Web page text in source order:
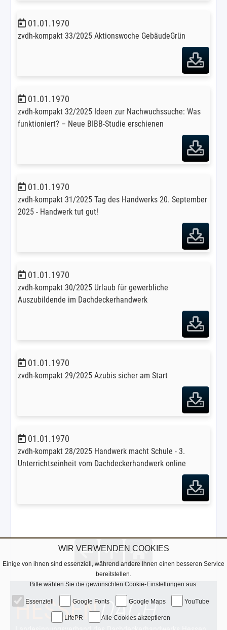
01.01.1970
zvdh-kompakt 33/2025 Aktionswoche GebäudeGrün
01.01.1970
zvdh-kompakt 32/2025 Ideen zur Nachwuchssuche: Was
funktioniert? – Neue BIBB-Studie erschienen
01.01.1970
zvdh-kompakt 31/2025 Tag des Handwerks 20. September
2025 - Handwerk tut gut!
01.01.1970
zvdh-kompakt 30/2025 Urlaub für gewerbliche
Auszubildende im Dachdeckerhandwerk
01.01.1970
zvdh-kompakt 29/2025 Azubis sicher am Start
01.01.1970
zvdh-kompakt 28/2025 Handwerk macht Schule - 3.
Unterrichtseinheit vom Dachdeckerhandwerk online
HESSENDACH
WIR VERWENDEN COOKIES
Einige von ihnen sind essenziell, während andere Ihnen einen besseren Service
bereitstellen.
Bitte wählen Sie die gewünschten Cookie-Einstellungen aus:
Essenziell Google Fonts Google Maps YouTube
LifePR Alle Cookies akzeptieren